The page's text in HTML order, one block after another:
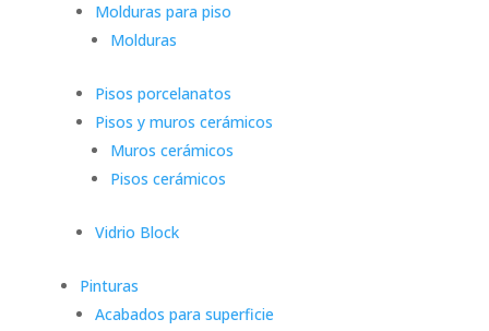
Molduras para piso
Molduras
Pisos porcelanatos
Pisos y muros cerámicos
Muros cerámicos
Pisos cerámicos
Vidrio Block
Pinturas
Acabados para superficie